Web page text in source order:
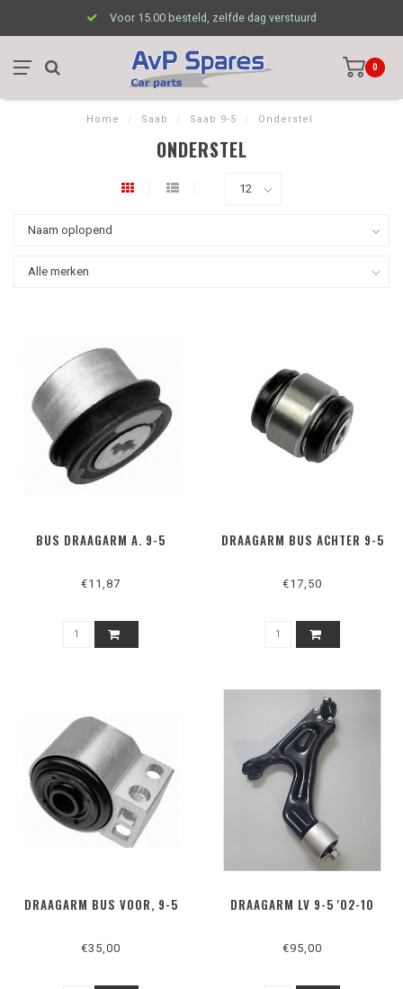
Voor 15.00 besteld, zelfde dag verstuurd
0
Home / Saab / Saab 9-5 / Onderstel
ONDERSTEL
BUS DRAAGARM A. 9-5
€11,87
DRAAGARM BUS ACHTER 9-5
€17,50
DRAAGARM BUS VOOR, 9-5
€35,00
DRAAGARM LV 9-5 '02-10
€95,00